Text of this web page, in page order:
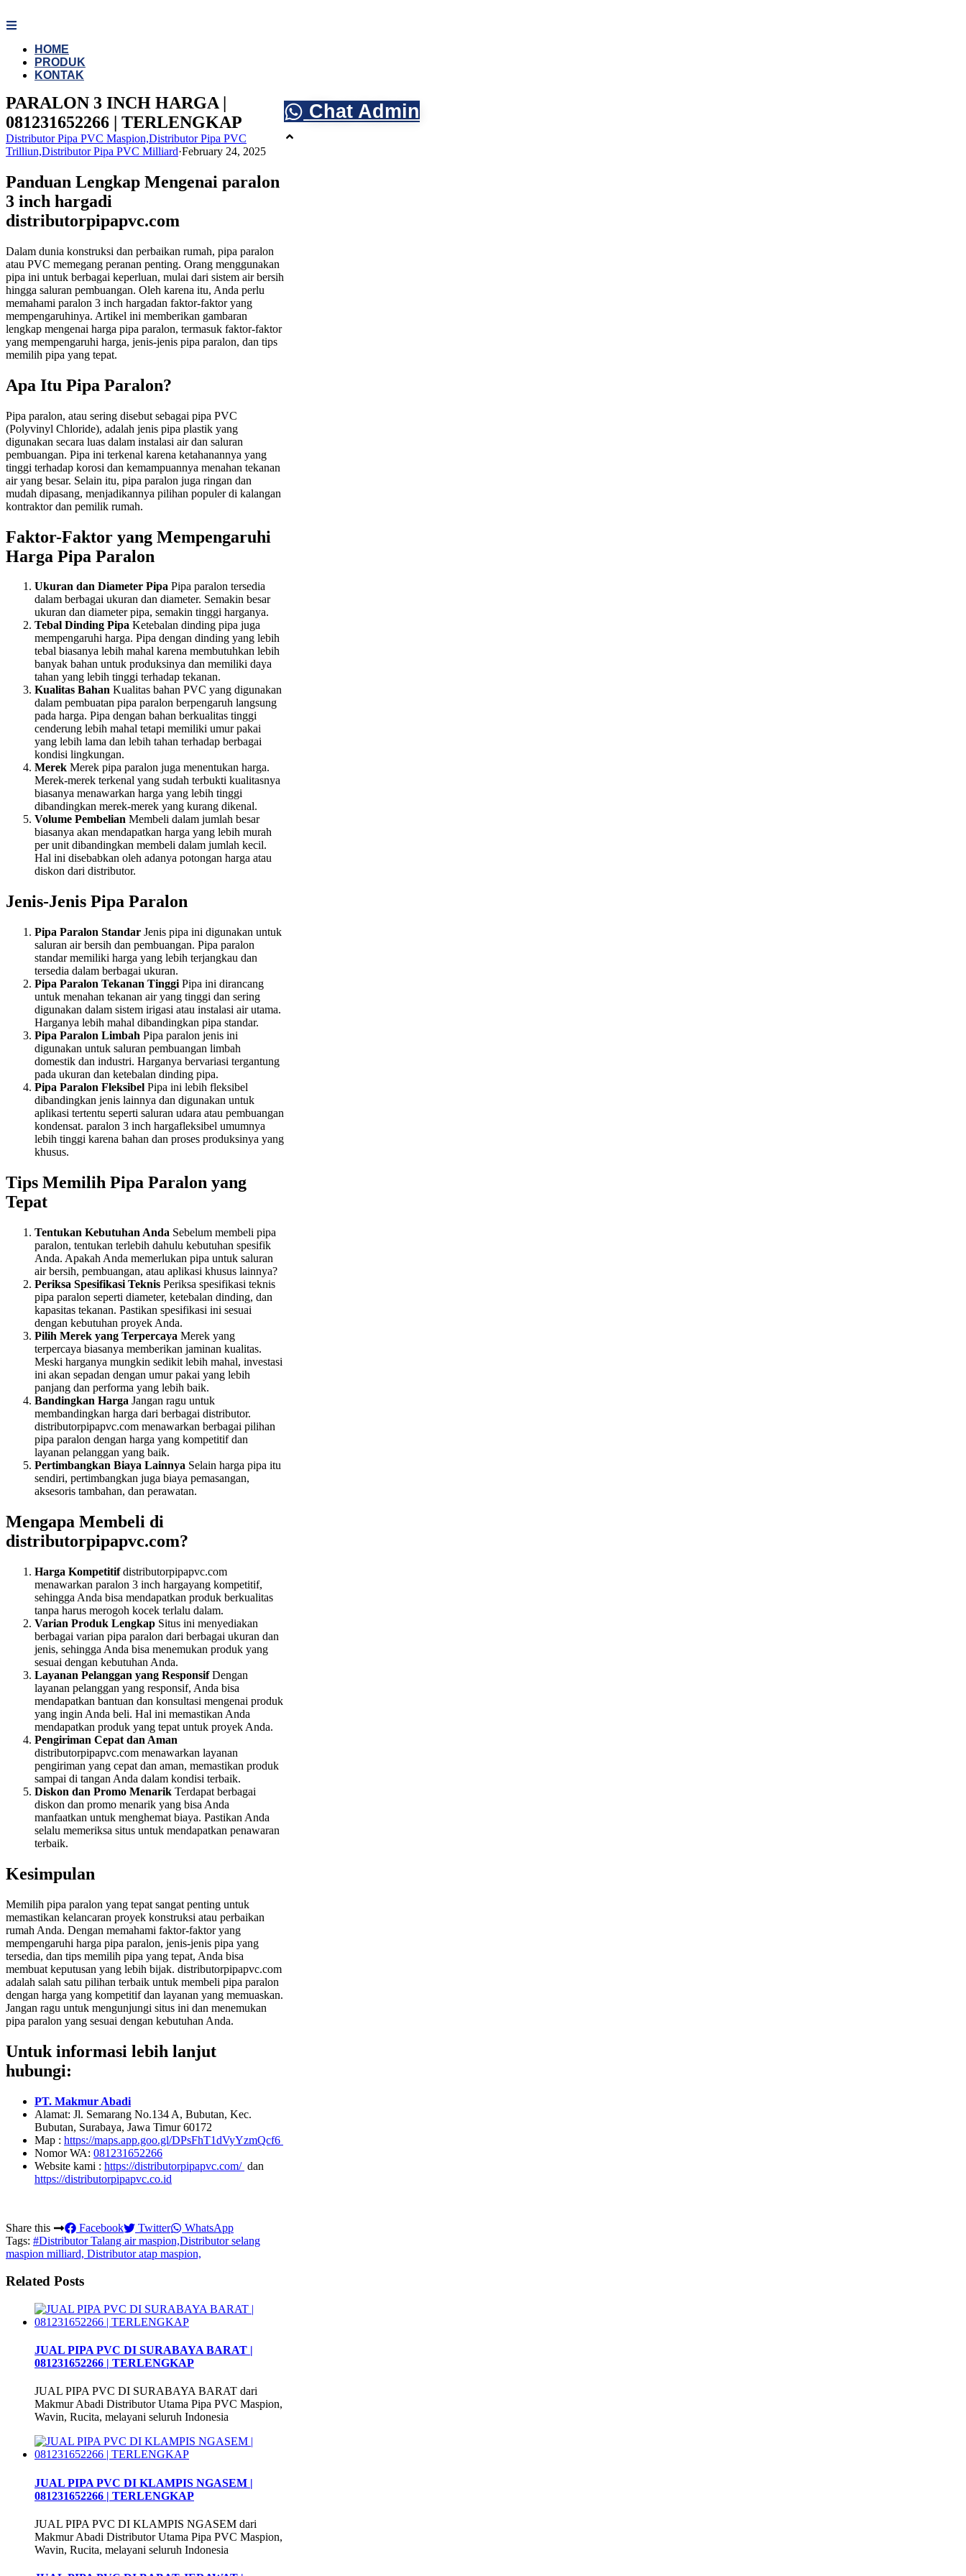
to
HOME
PRODUK
KONTAK
PARALON 3 INCH HARGA |
081231652266 | TERLENGKAP
Distributor Pipa PVC Maspion,Distributor Pipa PVC
Trilliun,Distributor Pipa PVC Milliard·February 24, 2025
Panduan Lengkap Mengenai paralon
3 inch hargadi
distributorpipapvc.com
Dalam dunia konstruksi dan perbaikan rumah, pipa paralon
atau PVC memegang peranan penting. Orang menggunakan
pipa ini untuk berbagai keperluan, mulai dari sistem air bersih
hingga saluran pembuangan. Oleh karena itu, Anda perlu
memahami paralon 3 inch hargadan faktor-faktor yang
mempengaruhinya. Artikel ini memberikan gambaran
lengkap mengenai harga pipa paralon, termasuk faktor-faktor
yang mempengaruhi harga, jenis-jenis pipa paralon, dan tips
memilih pipa yang tepat.
Apa Itu Pipa Paralon?
Pipa paralon, atau sering disebut sebagai pipa PVC
(Polyvinyl Chloride), adalah jenis pipa plastik yang
digunakan secara luas dalam instalasi air dan saluran
pembuangan. Pipa ini terkenal karena ketahanannya yang
tinggi terhadap korosi dan kemampuannya menahan tekanan
air yang besar. Selain itu, pipa paralon juga ringan dan
mudah dipasang, menjadikannya pilihan populer di kalangan
kontraktor dan pemilik rumah.
Faktor-Faktor yang Mempengaruhi
Harga Pipa Paralon
Ukuran dan Diameter Pipa Pipa paralon tersedia
dalam berbagai ukuran dan diameter. Semakin besar
ukuran dan diameter pipa, semakin tinggi harganya.
Tebal Dinding Pipa Ketebalan dinding pipa juga
mempengaruhi harga. Pipa dengan dinding yang lebih
tebal biasanya lebih mahal karena membutuhkan lebih
banyak bahan untuk produksinya dan memiliki daya
tahan yang lebih tinggi terhadap tekanan.
Kualitas Bahan Kualitas bahan PVC yang digunakan
dalam pembuatan pipa paralon berpengaruh langsung
pada harga. Pipa dengan bahan berkualitas tinggi
cenderung lebih mahal tetapi memiliki umur pakai
yang lebih lama dan lebih tahan terhadap berbagai
kondisi lingkungan.
Merek Merek pipa paralon juga menentukan harga.
Merek-merek terkenal yang sudah terbukti kualitasnya
biasanya menawarkan harga yang lebih tinggi
dibandingkan merek-merek yang kurang dikenal.
Volume Pembelian Membeli dalam jumlah besar
biasanya akan mendapatkan harga yang lebih murah
per unit dibandingkan membeli dalam jumlah kecil.
Hal ini disebabkan oleh adanya potongan harga atau
diskon dari distributor.
Jenis-Jenis Pipa Paralon
Pipa Paralon Standar Jenis pipa ini digunakan untuk
saluran air bersih dan pembuangan. Pipa paralon
standar memiliki harga yang lebih terjangkau dan
tersedia dalam berbagai ukuran.
Pipa Paralon Tekanan Tinggi Pipa ini dirancang
untuk menahan tekanan air yang tinggi dan sering
digunakan dalam sistem irigasi atau instalasi air utama.
Harganya lebih mahal dibandingkan pipa standar.
Pipa Paralon Limbah Pipa paralon jenis ini
digunakan untuk saluran pembuangan limbah
domestik dan industri. Harganya bervariasi tergantung
pada ukuran dan ketebalan dinding pipa.
Pipa Paralon Fleksibel Pipa ini lebih fleksibel
dibandingkan jenis lainnya dan digunakan untuk
aplikasi tertentu seperti saluran udara atau pembuangan
kondensat. paralon 3 inch hargafleksibel umumnya
lebih tinggi karena bahan dan proses produksinya yang
khusus.
Tips Memilih Pipa Paralon yang
Tepat
Tentukan Kebutuhan Anda Sebelum membeli pipa
paralon, tentukan terlebih dahulu kebutuhan spesifik
Anda. Apakah Anda memerlukan pipa untuk saluran
air bersih, pembuangan, atau aplikasi khusus lainnya?
Periksa Spesifikasi Teknis Periksa spesifikasi teknis
pipa paralon seperti diameter, ketebalan dinding, dan
kapasitas tekanan. Pastikan spesifikasi ini sesuai
dengan kebutuhan proyek Anda.
Pilih Merek yang Terpercaya Merek yang
terpercaya biasanya memberikan jaminan kualitas.
Meski harganya mungkin sedikit lebih mahal, investasi
ini akan sepadan dengan umur pakai yang lebih
panjang dan performa yang lebih baik.
Bandingkan Harga Jangan ragu untuk
membandingkan harga dari berbagai distributor.
distributorpipapvc.com menawarkan berbagai pilihan
pipa paralon dengan harga yang kompetitif dan
layanan pelanggan yang baik.
Pertimbangkan Biaya Lainnya Selain harga pipa itu
sendiri, pertimbangkan juga biaya pemasangan,
aksesoris tambahan, dan perawatan.
Mengapa Membeli di
distributorpipapvc.com?
Harga Kompetitifdistributorpipapvc.com
menawarkan paralon 3 inch hargayang kompetitif,
sehingga Anda bisa mendapatkan produk berkualitas
tanpa harus merogoh kocek terlalu dalam.
Varian Produk Lengkap Situs ini menyediakan
berbagai varian pipa paralon dari berbagai ukuran dan
jenis, sehingga Anda bisa menemukan produk yang
sesuai dengan kebutuhan Anda.
Layanan Pelanggan yang ResponsifDengan
layanan pelanggan yang responsif, Anda bisa
mendapatkan bantuan dan konsultasi mengenai produk
yang ingin Anda beli. Hal ini memastikan Anda
mendapatkan produk yang tepat untuk proyek Anda.
Pengiriman Cepat dan Aman
distributorpipapvc.com menawarkan layanan
pengiriman yang cepat dan aman, memastikan produk
sampai di tangan Anda dalam kondisi terbaik.
Diskon dan Promo Menarik Terdapat berbagai
diskon dan promo menarik yang bisa Anda
manfaatkan untuk menghemat biaya. Pastikan Anda
selalu memeriksa situs untuk mendapatkan penawaran
terbaik.
Kesimpulan
Memilih pipa paralon yang tepat sangat penting untuk
memastikan kelancaran proyek konstruksi atau perbaikan
rumah Anda. Dengan memahami faktor-faktor yang
mempengaruhi harga pipa paralon, jenis-jenis pipa yang
tersedia, dan tips memilih pipa yang tepat, Anda bisa
membuat keputusan yang lebih bijak. distributorpipapvc.com
adalah salah satu pilihan terbaik untuk membeli pipa paralon
dengan harga yang kompetitif dan layanan yang memuaskan.
Jangan ragu untuk mengunjungi situs ini dan menemukan
pipa paralon yang sesuai dengan kebutuhan Anda.
Untuk informasi lebih lanjut
hubungi:
PT. Makmur Abadi
Alamat: Jl. Semarang No.134 A, Bubutan, Kec.
Bubutan, Surabaya, Jawa Timur 60172
Map : https://maps.app.goo.gl/DPsFhT1dVyYzmQcf6
Nomor WA: 081231652266
Website kami : https://distributorpipapvc.com/ dan
https://distributorpipapvc.co.id
Share this Facebook Twitter
WhatsApp
Tags: #Distributor Talang air maspion,Distributor selang
maspion milliard, Distributor atap maspion,
Related Posts
JUAL PIPA PVC DI SURABAYA BARAT |
081231652266 | TERLENGKAP
JUAL PIPA PVC DI SURABAYA BARAT dari
Makmur Abadi Distributor Utama Pipa PVC Maspion,
Wavin, Rucita, melayani seluruh Indonesia
JUAL PIPA PVC DI KLAMPIS NGASEM |
081231652266 | TERLENGKAP
JUAL PIPA PVC DI KLAMPIS NGASEM dari
Makmur Abadi Distributor Utama Pipa PVC Maspion,
Wavin, Rucita, melayani seluruh Indonesia
Chat Admin